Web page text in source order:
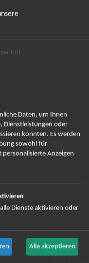
Kaufvertrag ist nicht
besteht gemäß § 312 g
Jeder Kauf
und verpflichtet zur
Tickets.
Tickets nicht
dass selbst
Tickets erhalten
bemüht Ihnen die
Ihnen zusätzlich mit
Sicherheit für die
gebunden. In solch
Rückzahlung des
Daten, um Ihnen
Dienstleistungen oder
könnten. Es werden
sowohl für
Anzeigen
Dienste aktivieren oder
Alle akzeptieren